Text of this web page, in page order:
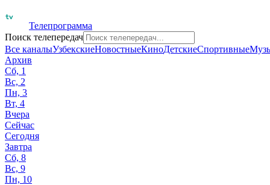
Телепрограмма
Поиск телепередач
Все каналыУзбекскиеНовостныеКиноДетскиеСпортивные
Архив
Сб, 1
Вс, 2
Пн, 3
Вт, 4
Вчера
Сейчас
Сегодня
Завтра
Сб, 8
Вс, 9
Пн, 10